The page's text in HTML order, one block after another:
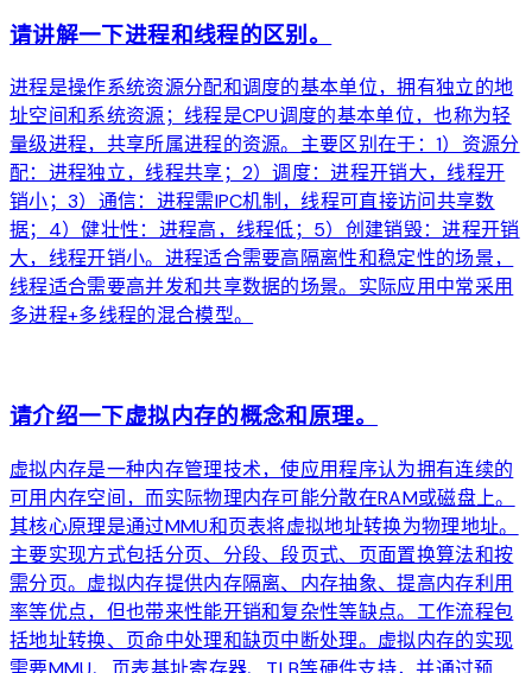
请讲解一下进程和线程的区别。
进程是操作系统资源分配和调度的基本单位，拥有独立的地
址空间和系统资源；线程是CPU调度的基本单位，也称为轻
量级进程，共享所属进程的资源。主要区别在于：1）资源分
配：进程独立，线程共享；2）调度：进程开销大，线程开
销小；3）通信：进程需IPC机制，线程可直接访问共享数
据；4）健壮性：进程高，线程低；5）创建销毁：进程开销
大，线程开销小。进程适合需要高隔离性和稳定性的场景，
线程适合需要高并发和共享数据的场景。实际应用中常采用
多进程+多线程的混合模型。
请介绍一下虚拟内存的概念和原理。
虚拟内存是一种内存管理技术，使应用程序认为拥有连续的
可用内存空间，而实际物理内存可能分散在RAM或磁盘上。
其核心原理是通过MMU和页表将虚拟地址转换为物理地址。
主要实现方式包括分页、分段、段页式、页面置换算法和按
需分页。虚拟内存提供内存隔离、内存抽象、提高内存利用
率等优点，但也带来性能开销和复杂性等缺点。工作流程包
括地址转换、页命中处理和缺页中断处理。虚拟内存的实现